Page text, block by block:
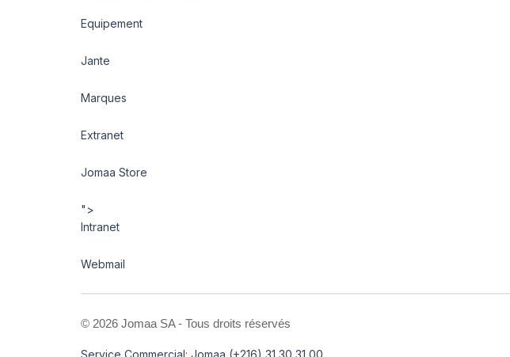
Equipement
Jante
Marques
Extranet
Jomaa Store
">
Intranet
Webmail
© 2026 Jomaa SA - Tous droits réservés
Service Commercial: Jomaa (+216) 31 30 31 00